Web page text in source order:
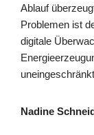
Ablauf
Problemen ist
digitale
Nadine